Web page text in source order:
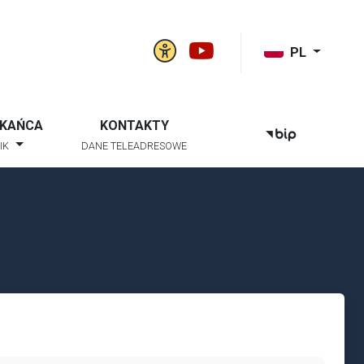
PL
Panel ustawień
Gmina Niwiska
KONTAKTY
DANE TELEADRESOWE
BIP